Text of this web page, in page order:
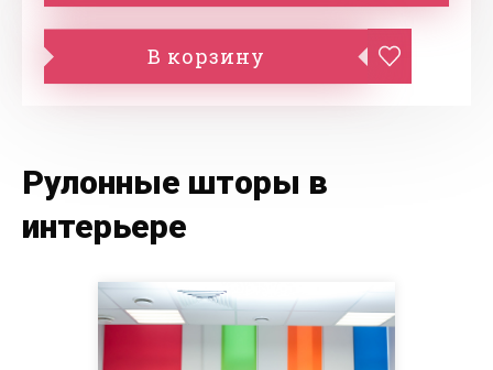
В корзину
Рулонные шторы в
интерьере